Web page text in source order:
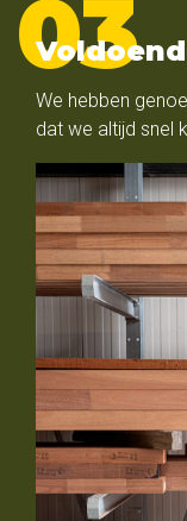
We hebben
dat we altijd snel